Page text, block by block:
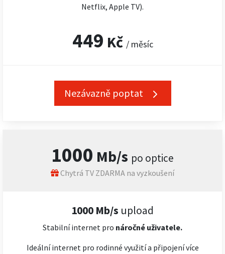
Netflix, Apple TV).
449 Kč / měsíc
Nezávazně poptat
1000 Mb/s po optice
Chytrá TV ZDARMA na vyzkoušení
1000 Mb/s upload
Stabilní internet pro náročné uživatele.
Ideální internet pro rodinné využití a připojení více